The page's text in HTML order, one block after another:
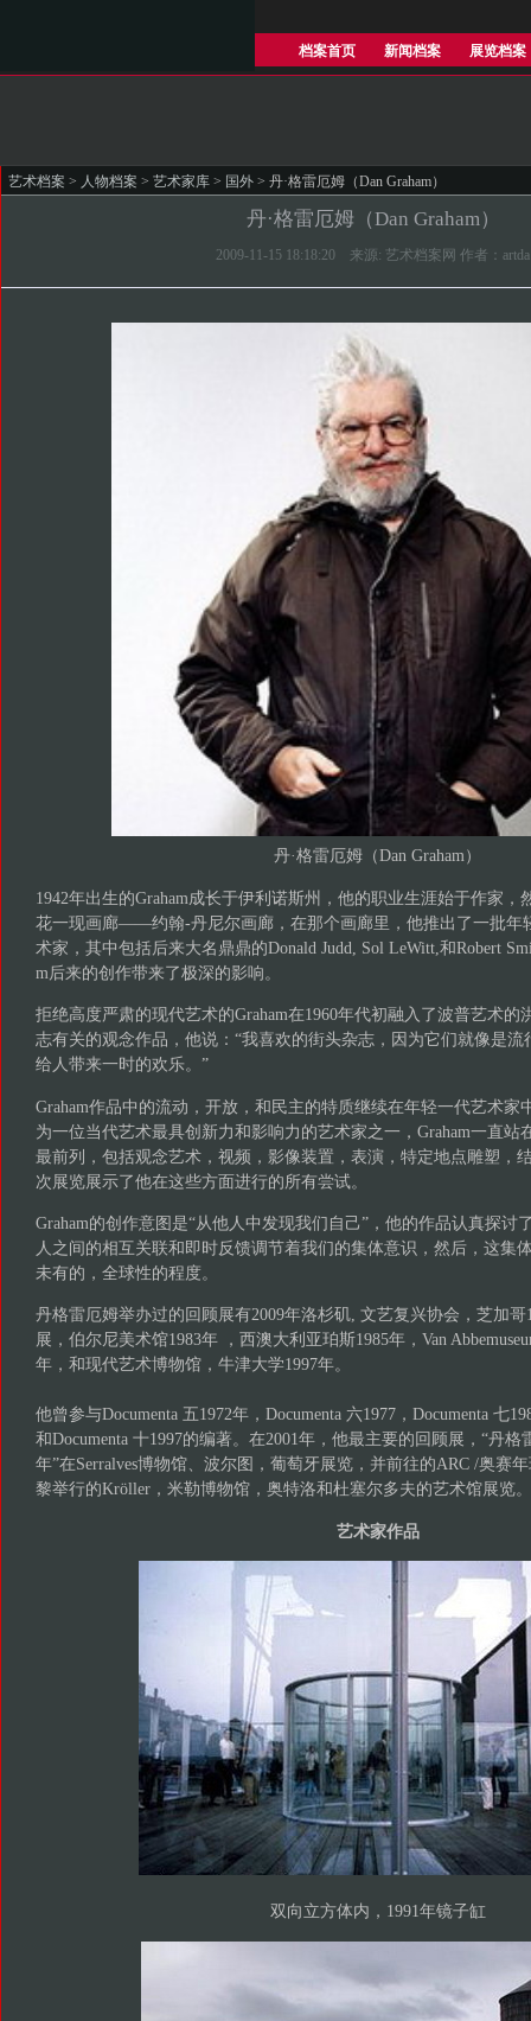
档案首页 新闻档案 展览档案
艺术档案 > 人物档案 > 艺术家库 > 国外 > 丹·格雷厄姆（Dan Graham）
丹·格雷厄姆（Dan Graham）
2009-11-15 18:18:20 来源: 艺术档案网 作者：artda
丹·格雷厄姆（Dan Graham）
1942年出生的Graham成长于伊利诺斯州，他的职业生涯始于作家，
花一现画廊——约翰-丹尼尔画廊，在那个画廊里，他推出了一批年
术家，其中包括后来大名鼎鼎的Donald Judd, Sol LeWitt,和Robert
m后来的创作带来了极深的影响。
拒绝高度严肃的现代艺术的Graham在1960年代初融入了波普艺术的
志有关的观念作品，他说：“我喜欢的街头杂志，因为它们就像是
给人带来一时的欢乐。”
Graham作品中的流动，开放，和民主的特质继续在年轻一代艺术家
为一位当代艺术最具创新力和影响力的艺术家之一，Graham一直站
最前列，包括观念艺术，视频，影像装置，表演，特定地点雕塑，
次展览展示了他在这些方面进行的所有尝试。
Graham的创作意图是“从他人中发现我们自己”，他的作品认真探
人之间的相互关联和即时反馈调节着我们的集体意识，然后，这集
未有的，全球性的程度。
丹格雷厄姆举办过的回顾展有2009年洛杉矶, 文艺复兴协会，芝加哥
展，伯尔尼美术馆1983年 ，西澳大利亚珀斯1985年，Van
年，和现代艺术博物馆，牛津大学1997年。
他曾参与Documenta 五1972年，Documenta 六1977，Documenta 七
和Documenta 十1997的编著。在2001年，他最主要的回顾展，“丹格
年”在Serralves博物馆、波尔图，葡萄牙展览，并前往的ARC /奥赛
黎举行的Kröller，米勒博物馆，奥特洛和杜塞尔多夫的艺术馆展览
艺术家作品
双向立方体内，1991年镜子缸